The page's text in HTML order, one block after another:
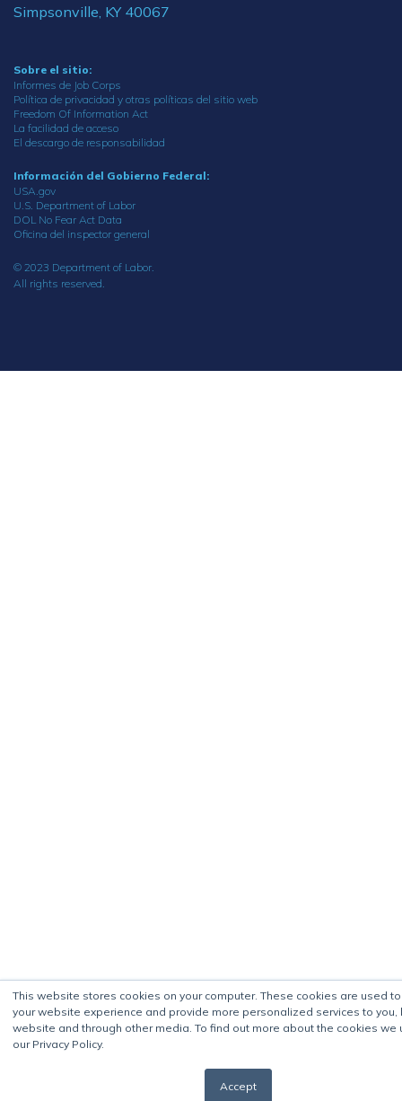
This website stores cookies on your computer. These cookies are used
your website experience and provide more personalized services to you,
website and through other media. To find out more about the cookies we
our Privacy Policy.
Accept
Simpsonville, KY 40067
Sobre el sitio:
Informes de Job Corps
Política de privacidad y otras políticas del sitio web
Freedom Of Information Act
La facilidad de acceso
El descargo de responsabilidad
Información del Gobierno Federal:
USA.gov
U.S. Department of Labor
DOL No Fear Act Data
Oficina del inspector general
© 2023 Department of Labor.
All rights reserved.